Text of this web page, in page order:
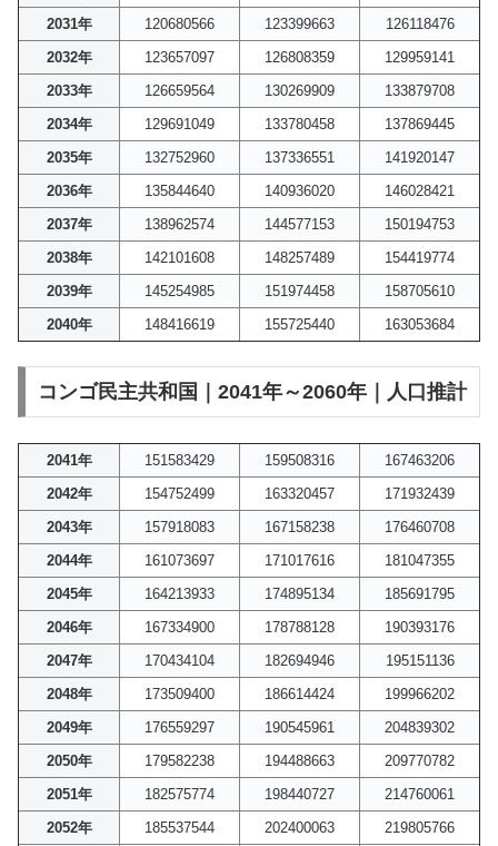
2031年
120680566 123399663
126118476
2032年
123657097 126808359
129959141
2033年
126659564 130269909
133879708
2034年
129691049 133780458
137869445
2035年
132752960 137336551
141920147
2036年
135844640 140936020
146028421
2037年
138962574 144577153
150194753
2038年
142101608 148257489
154419774
2039年
145254985 151974458
158705610
2040年
148416619 155725440 163053684
コンゴ民主共和国｜2041年～2060年｜人口推計
2041年 151583429 159508316
167463206
2042年
154752499 163320457
171932439
2043年
157918083 167158238
176460708
2044年
161073697 171017616
181047355
2045年
164213933 174895134
185691795
2046年
167334900 178788128
190393176
2047年
170434104 182694946
195151136
2048年
173509400 186614424
199966202
2049年
176559297 190545961
204839302
2050年
179582238 194488663
209770782
2051年
182575774 198440727
214760061
2052年
185537544 202400063
219805766